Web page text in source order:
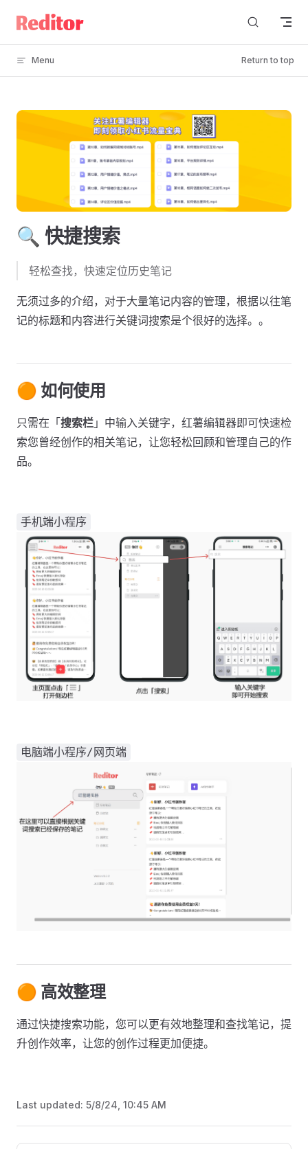
Skip to content
Menu Return to top
🔍 快捷搜索
轻松查找，快速定位历史笔记
无须过多的介绍，对于大量笔记内容的管理，根据以往笔
记的标题和内容进行关键词搜索是个很好的选择。。
🟠 如何使用
只需在「 搜索栏 」中输入关键字，红薯编辑器即可快速检
索您曾经创作的相关笔记，让您轻松回顾和管理自己的作
品。
手机端小程序
电脑端小程序/网页端
🟠 高效整理
通过快捷搜索功能，您可以更有效地整理和查找笔记，提
升创作效率，让您的创作过程更加便捷。
Last updated: 5/8/24, 10:45 AM